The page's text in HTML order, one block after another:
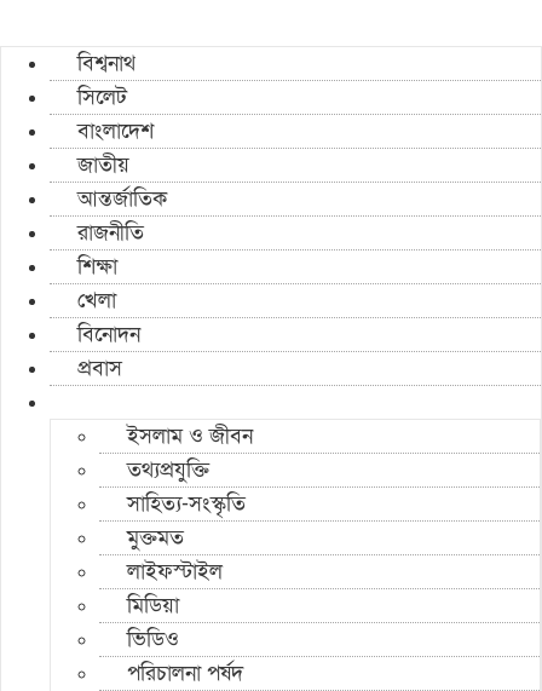
বিশ্বনাথ
সিলেট
বাংলাদেশ
জাতীয়
আন্তর্জাতিক
রাজনীতি
শিক্ষা
খেলা
বিনোদন
প্রবাস
ইসলাম ও জীবন
তথ্যপ্রযুক্তি
সাহিত্য-সংস্কৃতি
মুক্তমত
লাইফস্টাইল
মিডিয়া
ভিডিও
পরিচালনা পর্ষদ